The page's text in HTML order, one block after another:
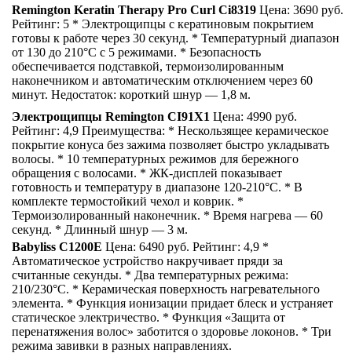
Remington Keratin Therapy Pro Curl Ci8319 Цена: 3690 руб.
Рейтинг: 5 * Электрощипцы с кератиновым покрытием
готовы к работе через 30 секунд. * Температурный диапазон
от 130 до 210°С с 5 режимами. * Безопасность
обеспечивается подставкой, термоизолированным
наконечником и автоматическим отключением через 60
минут. Недостаток: короткий шнур — 1,8 м.
Электрощипцы Remington CI91X1 Цена: 4990 руб.
Рейтинг: 4,9 Преимущества: * Нескользящее керамическое
покрытие конуса без зажима позволяет быстро укладывать
волосы. * 10 температурных режимов для бережного
обращения с волосами. * ЖК-дисплей показывает
готовность и температуру в диапазоне 120-210°С. * В
комплекте термостойкий чехол и коврик. *
Термоизолированный наконечник. * Время нагрева — 60
секунд. * Длинный шнур — 3 м.
Babyliss C1200E Цена: 6490 руб. Рейтинг: 4,9 *
Автоматическое устройство накручивает пряди за
считанные секунды. * Два температурных режима:
210/230°С. * Керамическая поверхность нагревательного
элемента. * Функция ионизации придает блеск и устраняет
статическое электричество. * Функция «Защита от
перенатяжения волос» заботится о здоровье локонов. * Три
режима завивки в разных направлениях.